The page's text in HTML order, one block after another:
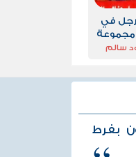
في
مجموعة
ال 13
سالم
بفرط